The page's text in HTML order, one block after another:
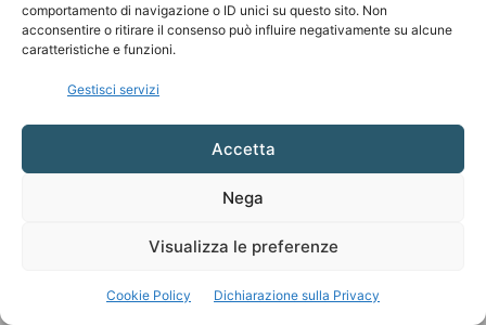
comportamento di navigazione o ID unici su questo sito. Non
acconsentire o ritirare il consenso può influire negativamente su alcune
caratteristiche e funzioni.
Gestisci servizi
Accetta
Nega
Visualizza le preferenze
Cookie Policy Dichiarazione sulla Privacy
Contattaci:coelumastro@coelum.com